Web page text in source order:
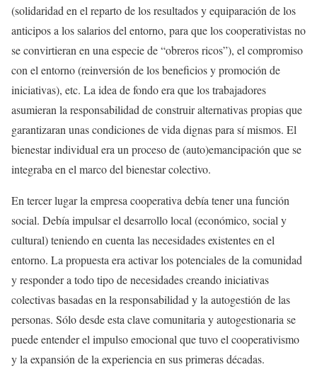
(solidaridad en el reparto de los resultados y equiparación de los
anticipos a los salarios del entorno, para que los cooperativistas no
se convirtieran en una especie de “obreros ricos”), el compromiso
con el entorno (reinversión de los beneficios y promoción de
iniciativas), etc. La idea de fondo era que los trabajadores
asumieran la responsabilidad de construir alternativas propias que
garantizaran unas condiciones de vida dignas para sí mismos. El
bienestar individual era un proceso de (auto)emancipación que se
integraba en el marco del bienestar colectivo.
En tercer lugar la empresa cooperativa debía tener una función
social. Debía impulsar el desarrollo local (económico, social y
cultural) teniendo en cuenta las necesidades existentes en el
entorno. La propuesta era activar los potenciales de la comunidad
y responder a todo tipo de necesidades creando iniciativas
colectivas basadas en la responsabilidad y la autogestión de las
personas. Sólo desde esta clave comunitaria y autogestionaria se
puede entender el impulso emocional que tuvo el cooperativismo
y la expansión de la experiencia en sus primeras décadas.